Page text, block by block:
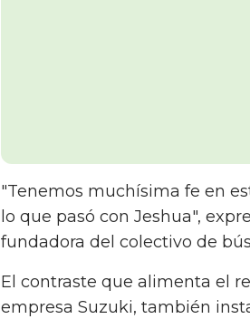
"Tenemos muchísima fe en
lo que pasó con Jeshua",
fundadora del colectivo de
El contraste que alimenta el
empresa Suzuki, también